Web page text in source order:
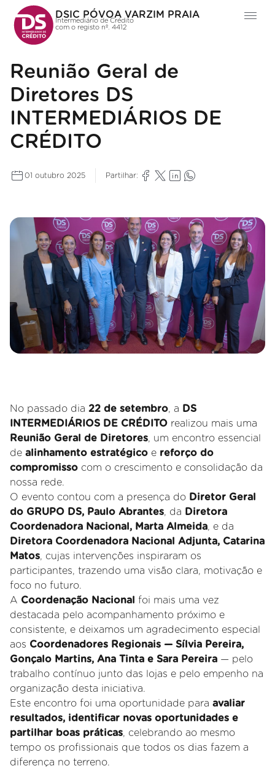
DSIC PÓVOA VARZIM PRAIA
Intermediário de Crédito
com o registo nº. 4412
Reunião Geral de
Diretores DS
INTERMEDIÁRIOS DE
CRÉDITO
01 outubro 2025 Partilhar:
No passado dia 22 de setembro, a
DS
INTERMEDIÁRIOS DE CRÉDITO realizou mais uma
Reunião Geral de Diretores, um encontro essencial
de alinhamento estratégico e reforço do
compromisso com o crescimento e consolidação da
nossa rede.
O evento contou com a presença do Diretor Geral
do GRUPO DS, Paulo Abrantes, da
Diretora
Coordenadora Nacional, Marta Almeida, e da
Diretora Coordenadora Nacional Adjunta, Catarina
Matos, cujas intervenções inspiraram os
participantes, trazendo uma visão clara, motivação e
foco no futuro.
A Coordenação Nacional
foi mais uma vez
destacada pelo acompanhamento próximo e
consistente, e deixamos um agradecimento especial
aos Coordenadores Regionais — Sílvia Pereira,
Gonçalo Martins, Ana Tinta e Sara Pereira — pelo
trabalho contínuo junto das lojas e pelo empenho na
organização desta iniciativa.
Este encontro foi uma oportunidade para avaliar
resultados, identificar novas oportunidades e
partilhar boas práticas, celebrando ao mesmo
tempo os profissionais que todos os dias fazem a
diferença no terreno.